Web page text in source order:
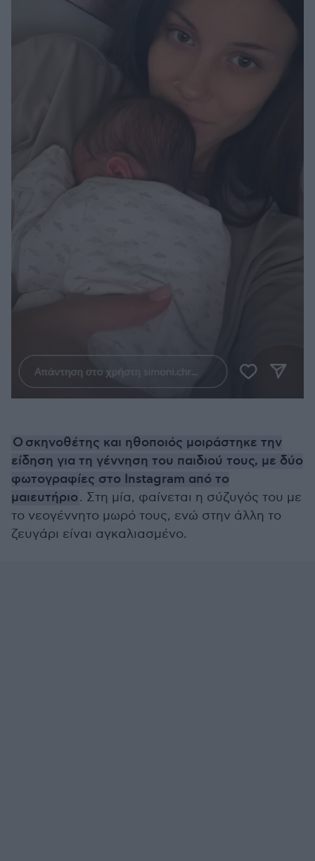
Ο σκηνοθέτης και ηθοποιός μοιράστηκε την
είδηση για τη γέννηση του παιδιού τους, με δύο
φωτογραφίες στο Instagram από το
μαιευτήριο. Στη μία, φαίνεται η σύζυγός του με
το νεογέννητο μωρό τους, ενώ στην άλλη το
ζευγάρι είναι αγκαλιασμένο.